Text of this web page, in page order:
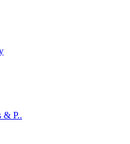
& P..